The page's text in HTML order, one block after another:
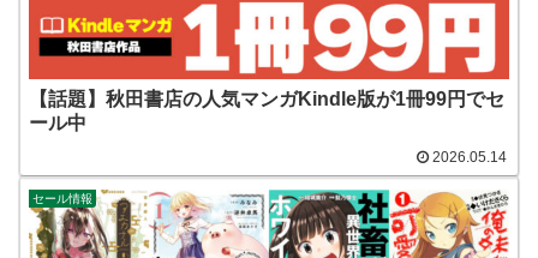
【話題】秋田書店の人気マンガKindle版が1冊99円でセ
ール中
2026.05.14
セール情報